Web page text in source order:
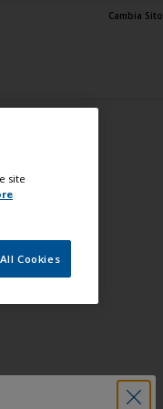
Cambia Sito
site
Cookies